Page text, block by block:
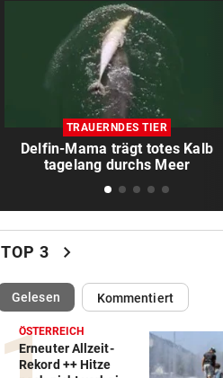
WEGEN CEUTA-KRISE
Spanien kontert: Jetzt
Grenzkontrollen für Italien
SONNTAG NOCH IM KASTEN vor
Klubs aus Holland und Italien
locken WAC-Goalie
Brasilien-Legende schockt
mit Mallet-Finger
Traktor-Unglück: Mutter (36)
meldet sich zu Wort
STRATEGIE FEHLT vor
Schutz vor Drohnen?
TRAUERNDES TIER
Delfin-Mama trägt totes Kalb
tagelang durchs Meer
TOP 3 chevron_right
Gelesen(ausgewählt)Kommentiert
ÖSTERREICH
Erneuter Allzeit-
Rekord ++ Hitze